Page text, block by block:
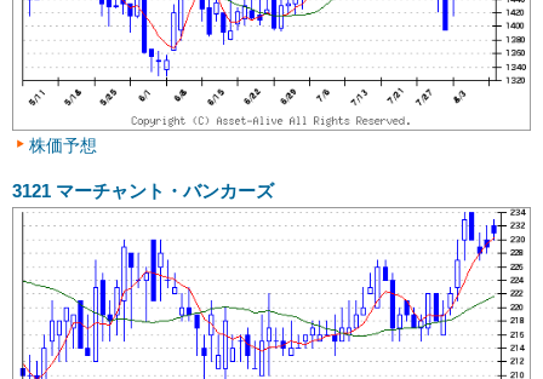
株価予想
3121 マーチャント・バンカーズ